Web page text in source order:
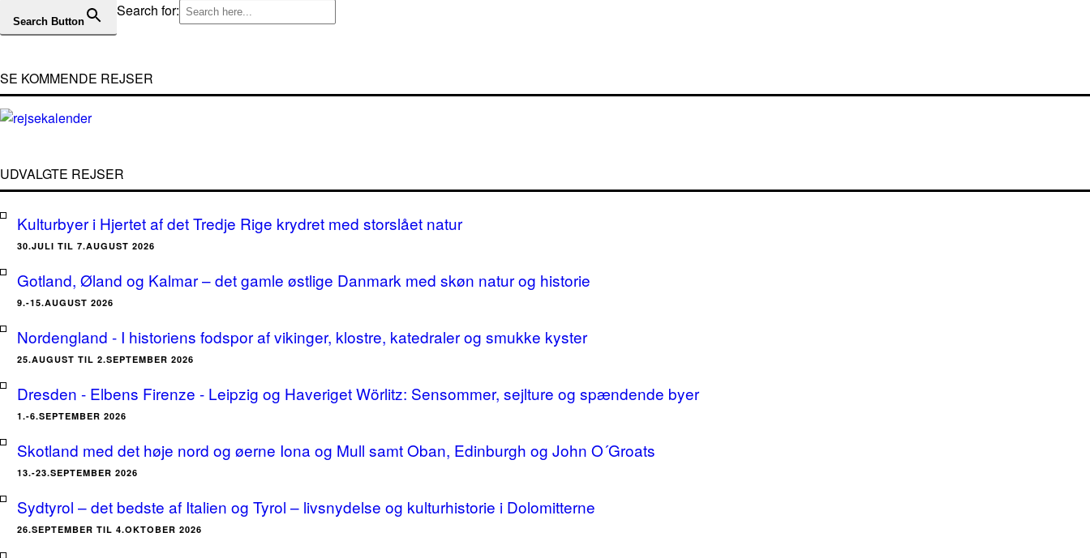
Search for:
Search Button
SE KOMMENDE REJSER
UDVALGTE REJSER
Kulturbyer i Hjertet af det Tredje Rige krydret med storslået natur
30.JULI TIL 7.AUGUST 2026
Gotland, Øland og Kalmar – det gamle østlige Danmark med skøn natur og historie
9.-15.AUGUST 2026
Nordengland - I historiens fodspor af vikinger, klostre, katedraler og smukke kyster
25.AUGUST TIL 2.SEPTEMBER 2026
Dresden - Elbens Firenze - Leipzig og Haveriget Wörlitz: Sensommer, sejlture og spændende byer
1.-6.SEPTEMBER 2026
Skotland med det høje nord og øerne Iona og Mull samt Oban, Edinburgh og John O´Groats
13.-23.SEPTEMBER 2026
Sydtyrol – det bedste af Italien og Tyrol – livsnydelse og kulturhistorie i Dolomitterne
26.SEPTEMBER TIL 4.OKTOBER 2026